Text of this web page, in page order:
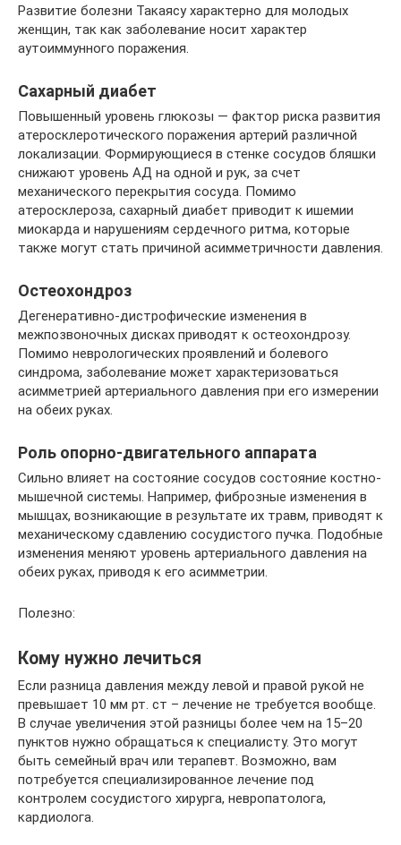
Развитие болезни Такаясу характерно для молодых
женщин, так как заболевание носит характер
аутоиммунного поражения.
Сахарный диабет
Повышенный уровень глюкозы — фактор риска развития
атеросклеротического поражения артерий различной
локализации. Формирующиеся в стенке сосудов бляшки
снижают уровень АД на одной и рук, за счет
механического перекрытия сосуда. Помимо
атеросклероза, сахарный диабет приводит к ишемии
миокарда и нарушениям сердечного ритма, которые
также могут стать причиной асимметричности давления.
Остеохондроз
Дегенеративно-дистрофические изменения в
межпозвоночных дисках приводят к остеохондрозу.
Помимо неврологических проявлений и болевого
синдрома, заболевание может характеризоваться
асимметрией артериального давления при его измерении
на обеих руках.
Роль опорно-двигательного аппарата
Сильно влияет на состояние сосудов состояние костно-
мышечной системы. Например, фиброзные изменения в
мышцах, возникающие в результате их травм, приводят к
механическому сдавлению сосудистого пучка. Подобные
изменения меняют уровень артериального давления на
обеих руках, приводя к его асимметрии.
Полезно:
Кому нужно лечиться
Если разница давления между левой и правой рукой не
превышает 10 мм рт. ст – лечение не требуется вообще.
В случае увеличения этой разницы более чем на 15–20
пунктов нужно обращаться к специалисту. Это могут
быть семейный врач или терапевт. Возможно, вам
потребуется специализированное лечение под
контролем сосудистого хирурга, невропатолога,
кардиолога.